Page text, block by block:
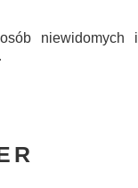
niewidomych i